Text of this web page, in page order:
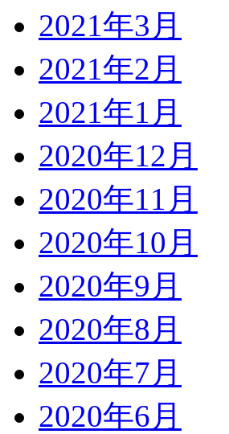
2021年3月
2021年2月
2021年1月
2020年12月
2020年11月
2020年10月
2020年9月
2020年8月
2020年7月
2020年6月